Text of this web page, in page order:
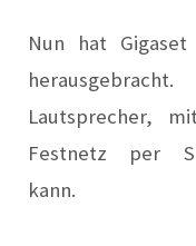
Nun hat
Lautsprecher,
Festnetz per
kann.